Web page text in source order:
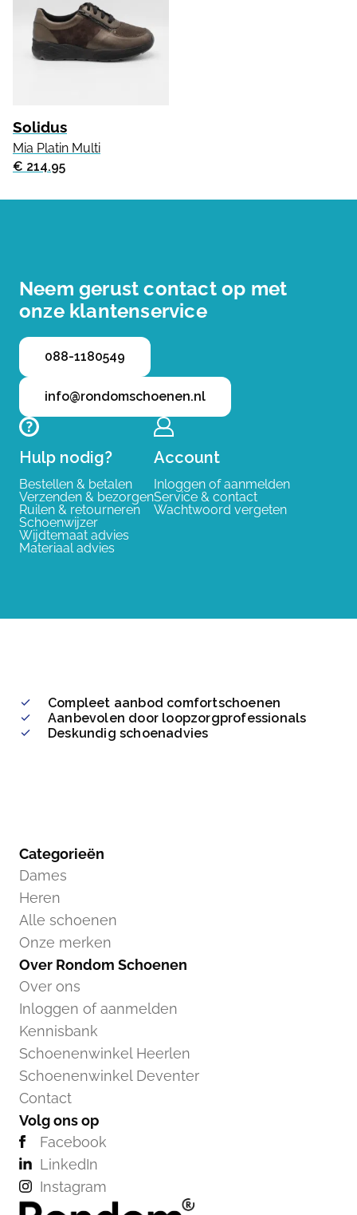
Solidus
Mia Platin Multi
€ 214.95
Neem gerust contact op met
onze klantenservice
088-1180549
info@rondomschoenen.nl
Hulp nodig?
Bestellen & betalen
Verzenden & bezorgen
Ruilen & retourneren
Schoenwijzer
Wijdtemaat advies
Materiaal advies
Account
Inloggen of aanmelden
Service & contact
Wachtwoord vergeten
Compleet aanbod comfortschoenen
Aanbevolen door loopzorgprofessionals
Deskundig schoenadvies
Categorieën
Dames
Heren
Alle schoenen
Onze merken
Over Rondom Schoenen
Over ons
Inloggen of aanmelden
Kennisbank
Schoenenwinkel Heerlen
Schoenenwinkel Deventer
Contact
Volg ons op
Facebook
LinkedIn
Instagram